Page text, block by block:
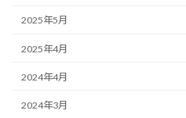
2025年5月
2025年4月
2024年4月
2024年3月